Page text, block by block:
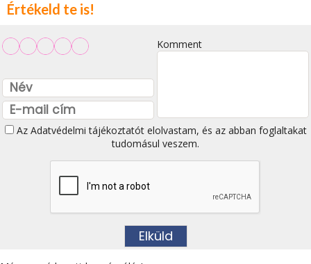
Értékeld te is!
Komment
Az Adatvédelmi tájékoztatótelolvastam, és az abban foglaltakat
tudomásul veszem.